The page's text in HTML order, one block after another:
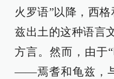
火罗语”以降，西
兹出土的这种语言
方言。然而，由于
——焉耆和龟兹，